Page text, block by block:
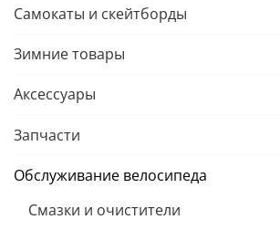
Самокаты и скейтборды
Зимние товары
Аксессуары
Запчасти
Обслуживание велосипеда
Смазки и очистители